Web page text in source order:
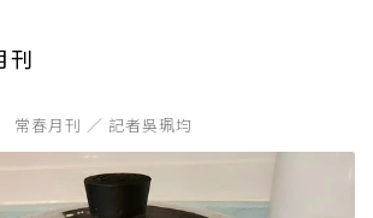
刊
常春月刊 ／ 記者吳珮均